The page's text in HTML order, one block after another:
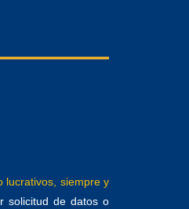
lucrativos, siempre y
solicitud de datos o